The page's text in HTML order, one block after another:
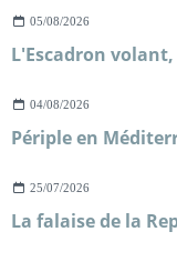
05/08/2026
L'Escadron
04/08/2026
Périple en
25/07/2026